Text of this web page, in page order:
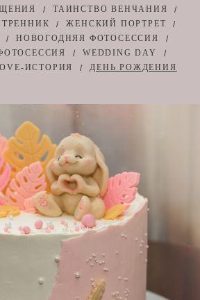
ТАИНСТВО ВЕНЧАНИЯ
ЖЕНСКИЙ ПОРТРЕТ
НОВОГОДНЯЯ ФОТОСЕССИЯ
WEDDING DAY
ИСТОРИЯ ДЕНЬ РОЖДЕНИЯ